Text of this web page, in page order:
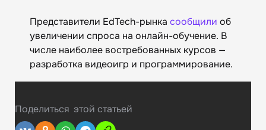
Представители EdTech-рынка сообщили об
увеличении спроса на онлайн-обучение. В
числе наиболее востребованных курсов —
разработка видеоигр и программирование.
Поделиться этой статьей